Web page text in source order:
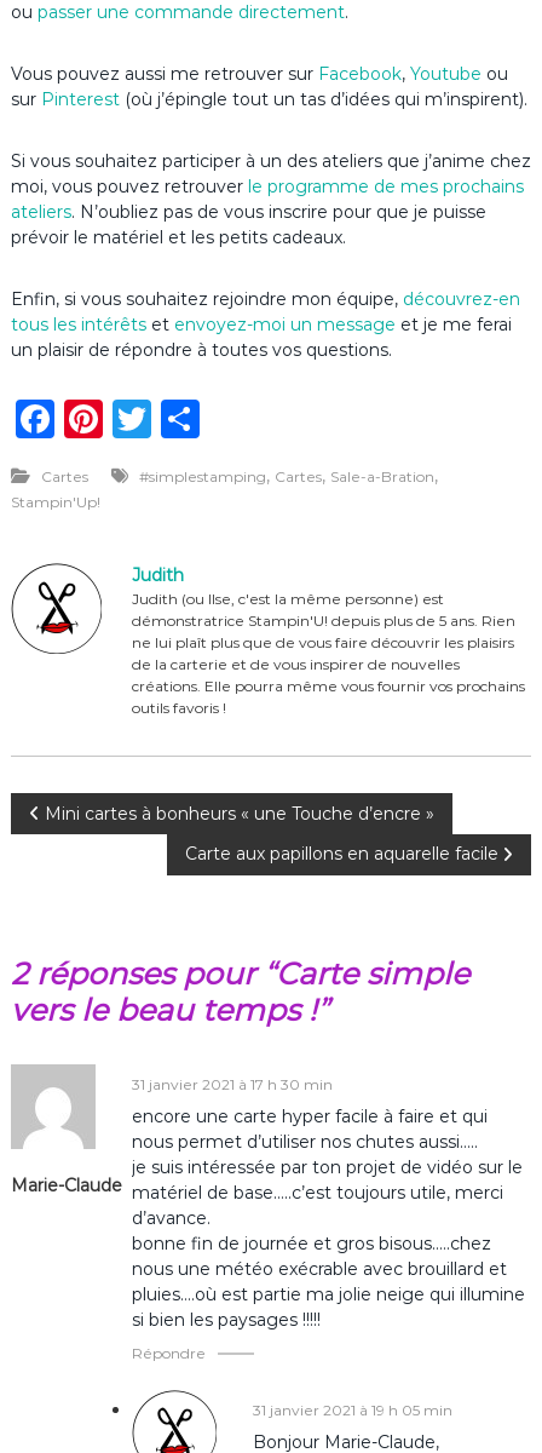
ou passer une commande directement.
Vous pouvez aussi me retrouver sur Facebook, Youtube ou
sur Pinterest (où j’épingle tout un tas d’idées qui m’inspirent).
Si vous souhaitez participer à un des ateliers que j’anime chez
moi, vous pouvez retrouver le programme de mes prochains
ateliers. N’oubliez pas de vous inscrire pour que je puisse
prévoir le matériel et les petits cadeaux.
Enfin, si vous souhaitez rejoindre mon équipe, découvrez-en
tous les intérêtset envoyez-moi un message et je me ferai
un plaisir de répondre à toutes vos questions.
F
c
b
o
o
Pi
n
te
st
T
it
r
P
ta
Cartes #simplestamping, Cartes, Sale-a-Bration,
Stampin'Up!
Judith
Judith (ou Ilse, c'est la même personne) est
démonstratrice Stampin'U! depuis plus de 5 ans. Rien
ne lui plaît plus que de vous faire découvrir les plaisirs
de la carterie et de vous inspirer de nouvelles
créations. Elle pourra même vous fournir vos prochains
outils favoris !
N
i
t
i
Mini cartes à bonheurs « une Touche d’encre »
Carte aux papillons en aquarelle facile
2 réponses pour “Carte simple
vers le beau temps !”
Marie-Claude
31 janvier 2021 à 17 h 30 min
encore une carte hyper facile à faire et qui
nous permet d’utiliser nos chutes aussi…..
je suis intéressée par ton projet de vidéo sur le
matériel de base…..c’est toujours utile, merci
d’avance.
bonne fin de journée et gros bisous…..chez
nous une météo exécrable avec brouillard et
pluies….où est partie ma jolie neige qui illumine
si bien les paysages !!!!!
Répondre
31 janvier 2021 à 19 h 05 min
Bonjour Marie-Claude,